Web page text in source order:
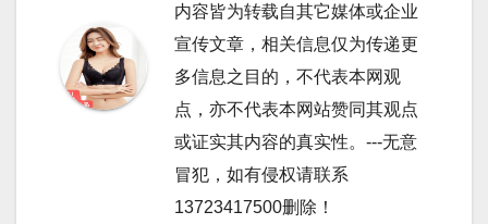
内容皆为转载自其它媒体或企业
宣传文章，相关信息仅为传递更
多信息之目的，不代表本网观
点，亦不代表本网站赞同其观点
或证实其内容的真实性。---无意
冒犯，如有侵权请联系
13723417500删除！